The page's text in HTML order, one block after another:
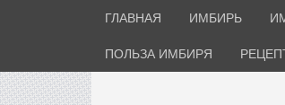
ГЛАВНАЯ ИМБИРЬ
ПОЛЬЗА ИМБИРЯ